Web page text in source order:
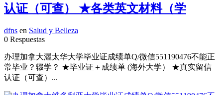
认证（可查） ★各类英文材料（学
dfns en Salud y Belleza
0 Respuestas
办理加拿大渥太华大学毕业证成绩单Q/微信551190476不能正
常毕业？辍学？ ★毕业证＋成绩单 (海外大学） ★真实留信
认证（可查）...